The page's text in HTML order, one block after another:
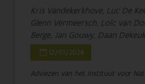
Kris Vandekerkhove, Luc De
Glenn Vermeersch, Loïc van
Berge, Jan Gouwy, Daan
12/01/2024
Adviezen van het Instituut voor